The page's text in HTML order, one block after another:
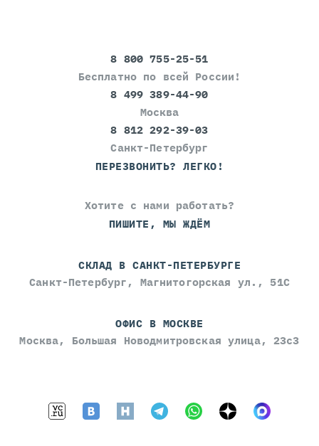
8 800 755-25-51
Бесплатно по всей России!
8 499 389-44-90
Москва
8 812 292-39-03
Санкт-Петербург
ПЕРЕЗВОНИТЬ? ЛЕГКО!
Хотите с нами работать?
ПИШИТЕ, МЫ ЖДЁМ
СКЛАД В САНКТ-ПЕТЕРБУРГЕ
Санкт-Петербург, Магнитогорская ул., 51С
ОФИС В МОСКВЕ
Москва, Большая Новодмитровская улица, 23с3